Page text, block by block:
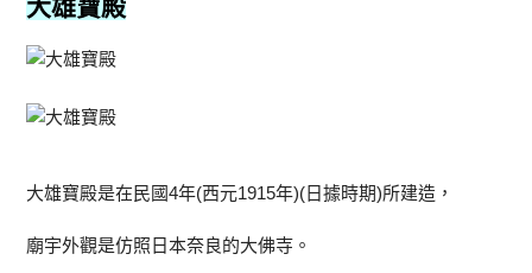
大雄寶殿
大雄寶殿是在民國4年(西元1915年)(日據時期)所建造，
廟宇外觀是仿照日本奈良的大佛寺。